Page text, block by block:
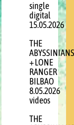
single
digital
15.05.2026
THE
ABYSSINIANS
+ LONE
RANGER
BILBAO
8.05.2026
videos
THE